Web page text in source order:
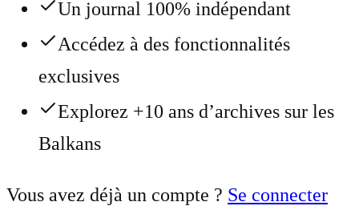
Un journal 100% indépendant
Accédez à des fonctionnalités
exclusives
Explorez +10 ans d’archives sur les
Balkans
Vous avez déjà un compte ? Se connecter